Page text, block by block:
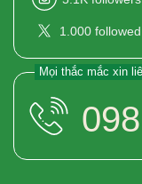
1.000 followed
Mọi thắc mắc xin